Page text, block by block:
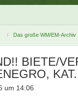
Das große WM/EM-Archiv
BIETE/
um 14:06